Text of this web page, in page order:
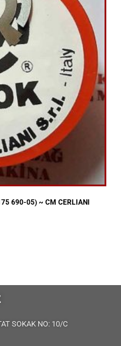
690-05) ~ CM CERLIANI
SOKAK NO: 10/C